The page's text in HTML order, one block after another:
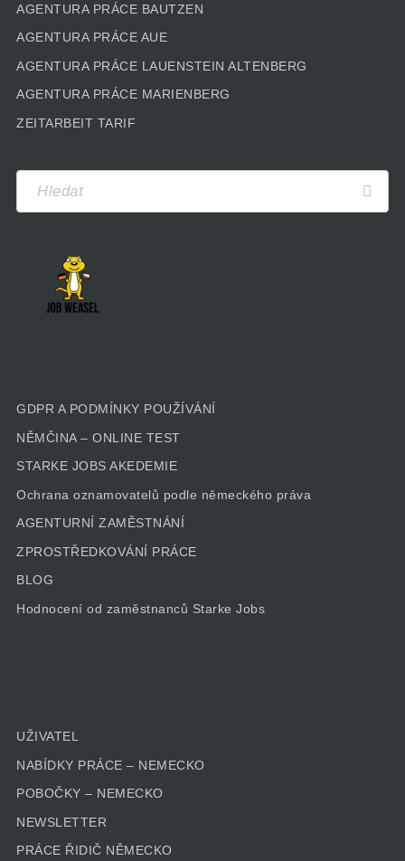
AGENTURA PRÁCE BAUTZEN
AGENTURA PRÁCE AUE
AGENTURA PRÁCE LAUENSTEIN ALTENBERG
AGENTURA PRÁCE MARIENBERG
ZEITARBEIT TARIF
GDPR A PODMÍNKY POUŽÍVÁNÍ
NĚMČINA – ONLINE TEST
STARKE JOBS AKEDEMIE
Ochrana oznamovatelů podle německého práva
AGENTURNÍ ZAMĚSTNÁNÍ
ZPROSTŘEDKOVÁNÍ PRÁCE
BLOG
Hodnocení od zaměstnanců Starke Jobs
UŽIVATEL
NABÍDKY PRÁCE – NEMECKO
POBOČKY – NEMECKO
NEWSLETTER
PRÁCE ŘIDIČ NĚMECKO